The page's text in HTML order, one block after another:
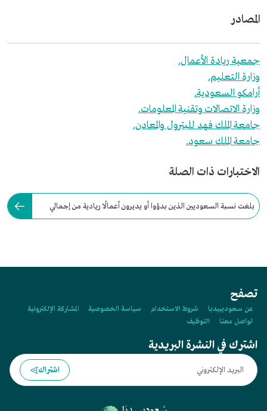
المصادر
جمعية ريادة الأعمال.
وزارة التعليم.
أرامكو السعودية.
وزارة الاتصالات وتقنية المعلومات.
جامعة الملك فهد للبترول والمعادن.
جامعة الملك سعود.
الاختبارات ذات الصلة
بلغت نسبة السعوديين الذين بدؤوا أو يديرون أعمالًا ريادية من إجمالي
تصفح
عن سعوديبيديا شروط الاستخدام سياسة الخصوصية
المشاركة الإلكترونية
تواصل معنا
التوظيف
اشترك في النشرة البريدية
اشتراك